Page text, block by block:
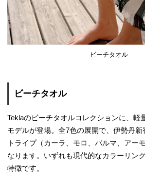
ビーチタオル
ビーチタオル
Teklaのビーチタオルコレクションに、軽
モデルが登場。全7色の展開で、伊勢丹新
トライプ（カーラ、モロ、パルマ、アー
なります。いずれも現代的なカラーリン
特徴です。